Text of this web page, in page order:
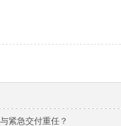
紧急交付重任？